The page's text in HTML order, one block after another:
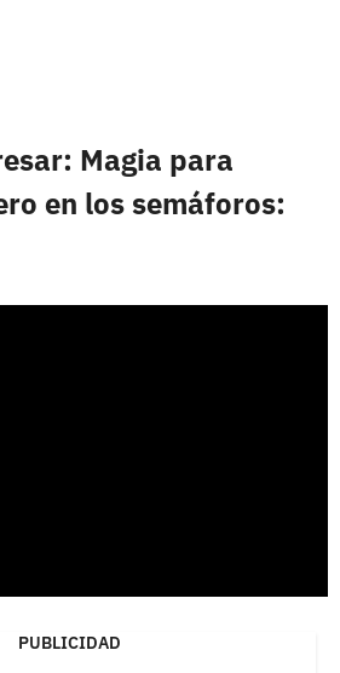
Magia para
en los semáforos:
PUBLICIDAD